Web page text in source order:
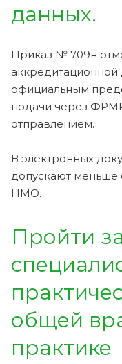
данных.
Приказ № 709н
аккредитационной
официальным
подачи через
отправлением.
В электронных
допускают меньше
НМО.
Пройти
общей
практике